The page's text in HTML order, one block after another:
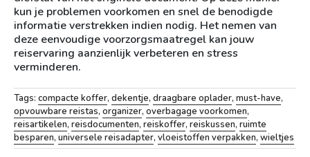
kun je problemen voorkomen en snel de benodigde
informatie verstrekken indien nodig. Het nemen van
deze eenvoudige voorzorgsmaatregel kan jouw
reiservaring aanzienlijk verbeteren en stress
verminderen.
Tags: compacte koffer, dekentje, draagbare oplader, must-have,
opvouwbare reistas, organizer, overbagage voorkomen,
reisartikelen, reisdocumenten, reiskoffer, reiskussen, ruimte
besparen, universele reisadapter, vloeistoffen verpakken, wieltjes